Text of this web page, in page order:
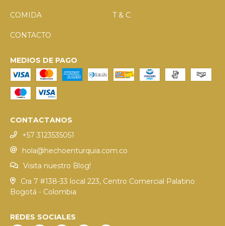
COMIDA T & C
CONTACTO
MEDIOS DE PAGO
CONTACTANOS
+57 3123535051
hola@hechoenturquia.com.co
Visita nuestro Blog!
Cra 7 #138-33 local 223, Centro Comercial Palatino
Bogotá - Colombia
REDES SOCIALES